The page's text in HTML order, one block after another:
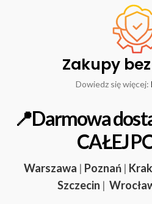
Zakupy
Dowiedz się więcej:
📍Darmowa
CAŁEJ
Warszawa | Poznań |
Szczecin |